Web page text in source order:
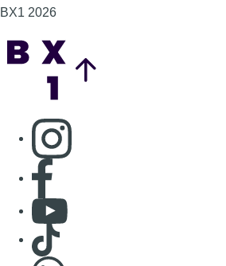
BX1 2026
Consulter page Instagram
Consulter page Facebook
Consulter Youtube
Consulter TikTok